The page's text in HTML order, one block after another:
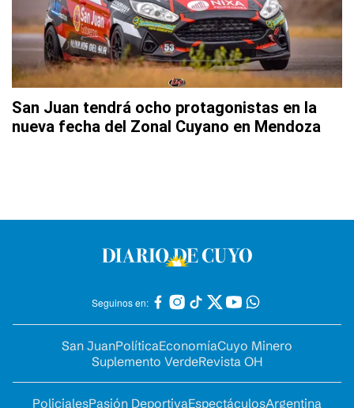
San Juan tendrá ocho protagonistas en la
nueva fecha del Zonal Cuyano en Mendoza
Seguinos en:
San JuanPolíticaEconomíaCuyo Minero
Suplemento VerdeRevista OH
PolicialesPasión DeportivaEspectáculosArgentina